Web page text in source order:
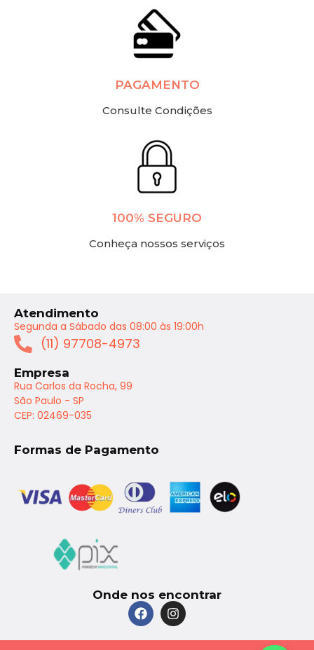
PAGAMENTO
Consulte Condições
100% SEGURO
Conheça nossos serviços
Atendimento
Segunda a Sábado das 08:00 às 19:00h
(11) 97708-4973
Empresa
Rua Carlos da Rocha, 99
São Paulo - SP
CEP: 02469-035
Formas de Pagamento
Onde nos encontrar